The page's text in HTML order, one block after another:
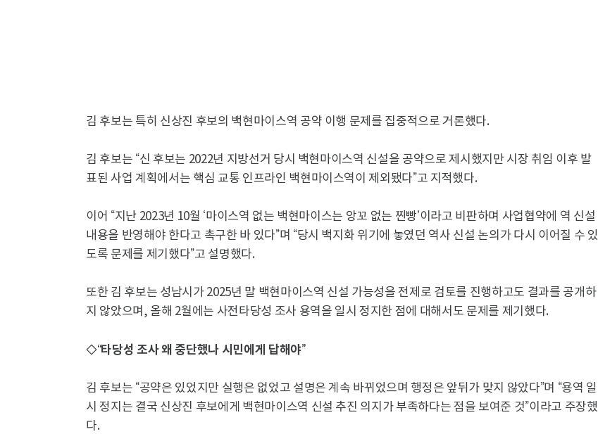
김 후보는 특히 신상진 후보의 백현마이스역 공약 이행 문제를 집중적으로 거론했다.
김 후보는 “신 후보는 2022년 지방선거 당시 백현마이스역 신설을 공약으로 제시했지만 시장 취임 이후 발
표된 사업 계획에서는 핵심 교통 인프라인 백현마이스역이 제외됐다”고 지적했다.
이어 “지난 2023년 10월 ‘마이스역 없는 백현마이스는 앙꼬 없는 찐빵’이라고 비판하며 사업협약에 역 신설
내용을 반영해야 한다고 촉구한 바 있다”며 “당시 백지화 위기에 놓였던 역사 신설 논의가 다시 이어질 수 있
도록 문제를 제기했다”고 설명했다.
또한 김 후보는 성남시가 2025년 말 백현마이스역 신설 가능성을 전제로 검토를 진행하고도 결과를 공개하
지 않았으며, 올해 2월에는 사전타당성 조사 용역을 일시 정지한 점에 대해서도 문제를 제기했다.
◇“타당성 조사 왜 중단했나 시민에게 답해야”
김 후보는 “공약은 있었지만 실행은 없었고 설명은 계속 바뀌었으며 행정은 앞뒤가 맞지 않았다”며 “용역 일
시 정지는 결국 신상진 후보에게 백현마이스역 신설 추진 의지가 부족하다는 점을 보여준 것”이라고 주장했
다.